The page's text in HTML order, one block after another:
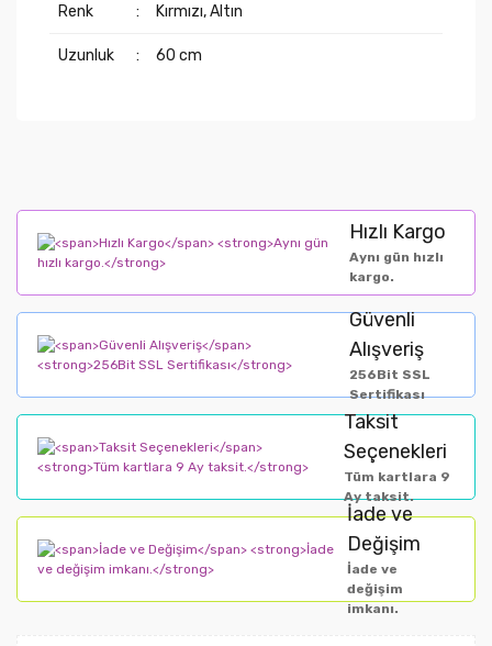
Renk : Kırmızı, Altın
Uzunluk : 60 cm
Hızlı Kargo
Aynı gün hızlı
kargo.
Güvenli
Alışveriş
256Bit SSL
Sertifikası
Taksit
Seçenekleri
Tüm kartlara 9
Ay taksit.
İade ve
Değişim
İade ve
değişim
imkanı.